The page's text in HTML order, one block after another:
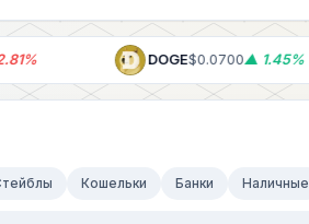
DOGE$0.0700▲ 1.45%
Кошельки Банки Наличные